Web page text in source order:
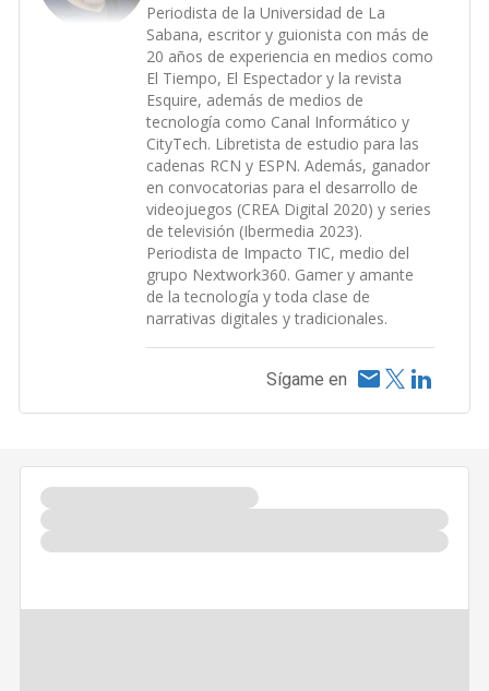
Periodista de la Universidad de La
Sabana, escritor y guionista con más de
20 años de experiencia en medios como
El Tiempo, El Espectador y la revista
Esquire, además de medios de
tecnología como Canal Informático y
CityTech. Libretista de estudio para las
cadenas RCN y ESPN. Además, ganador
en convocatorias para el desarrollo de
videojuegos (CREA Digital 2020) y series
de televisión (Ibermedia 2023).
Periodista de Impacto TIC, medio del
grupo Nextwork360. Gamer y amante
de la tecnología y toda clase de
narrativas digitales y tradicionales.
Sígame en